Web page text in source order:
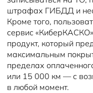
штрафах ГИБДД и
Кроме того,
сервис
продукт, который
максимальным
пределах
или 15 000 км — с
в любой момент.